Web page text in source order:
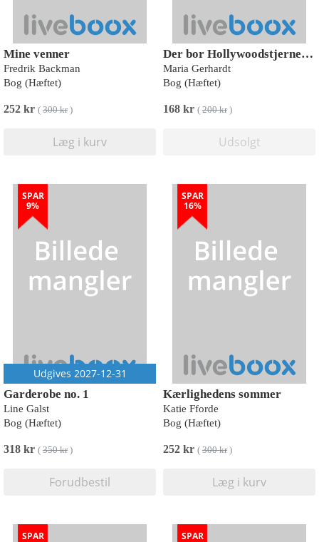
Mine venner
Fredrik Backman
Bog (Hæftet)
252 kr ( 300 kr)
Læg i kurv
Der bor Hollywoodstjerner på vejen
Maria Gerhardt
Bog (Hæftet)
168 kr ( 200 kr)
Udsolgt
SPAR
9%
Udgives 2027-12-31
Garderobe no. 1
Line Galst
Bog (Hæftet)
318 kr ( 350 kr)
Forudbestil
SPAR
16%
Kærlighedens sommer
Katie Fforde
Bog (Hæftet)
252 kr ( 300 kr)
Læg i kurv
SPAR
SPAR